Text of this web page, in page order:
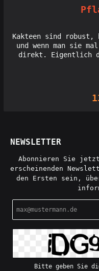
Kakteen sind robust,
und wenn man sie
direkt. Eigentlich
Umtopf für deine
NEWSLETTER
Abonnieren Sie
erscheinenden
den Ersten sein,
Bitte geben Sie